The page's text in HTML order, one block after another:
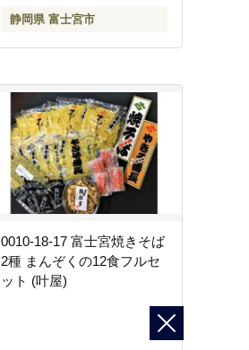
静岡県 富士宮市
0010-18-17 富士宮焼きそば
2種 まんぞくの12食フルセ
ット (叶屋)